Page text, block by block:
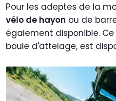
Pour les adeptes de la
vélo de hayon ou de
également disponible.
boule d'attelage, est